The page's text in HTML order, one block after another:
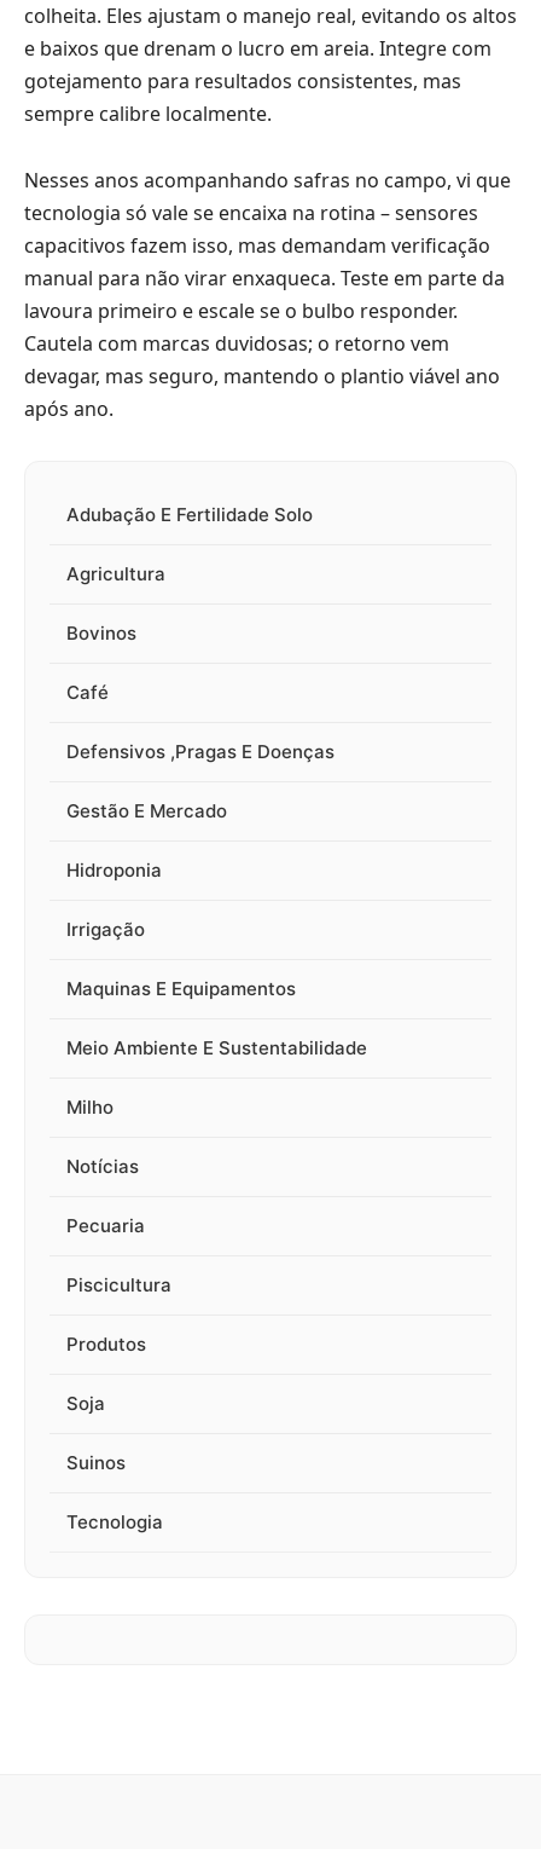
colheita. Eles ajustam o manejo real, evitando os altos
e baixos que drenam o lucro em areia. Integre com
gotejamento para resultados consistentes, mas
sempre calibre localmente.
Nesses anos acompanhando safras no campo, vi que
tecnologia só vale se encaixa na rotina – sensores
capacitivos fazem isso, mas demandam verificação
manual para não virar enxaqueca. Teste em parte da
lavoura primeiro e escale se o bulbo responder.
Cautela com marcas duvidosas; o retorno vem
devagar, mas seguro, mantendo o plantio viável ano
após ano.
Adubação E Fertilidade Solo
Agricultura
Bovinos
Café
Defensivos ,Pragas E Doenças
Gestão E Mercado
Hidroponia
Irrigação
Maquinas E Equipamentos
Meio Ambiente E Sustentabilidade
Milho
Notícias
Pecuaria
Piscicultura
Produtos
Soja
Suinos
Tecnologia